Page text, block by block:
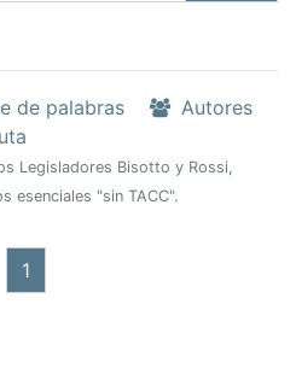
de palabras
Autores
Legisladores Bisotto y Rossi,
esenciales "sin TACC".
1